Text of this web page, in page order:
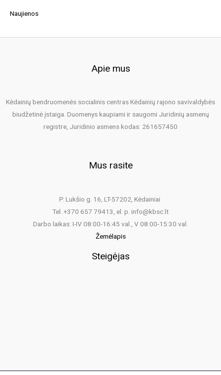
Naujienos
Apie mus
Kėdainių bendruomenės socialinis centras Kėdainių rajono savivaldybės
biudžetinė įstaiga. Duomenys kaupiami ir saugomi Juridinių asmenų
registre, Juridinio asmens kodas: 261657450
Mus rasite
P. Lukšio g. 16, LT-57202, Kėdainiai
Tel. +370 657 79413, el. p. info@kbsc.lt
Darbo laikas: I-IV 08:00-16:45 val., V 08:00-15:30 val.
Žemėlapis
Steigėjas